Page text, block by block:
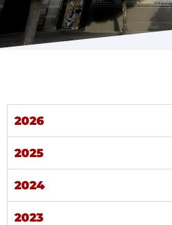
Programas
2026
2025
2024
2023